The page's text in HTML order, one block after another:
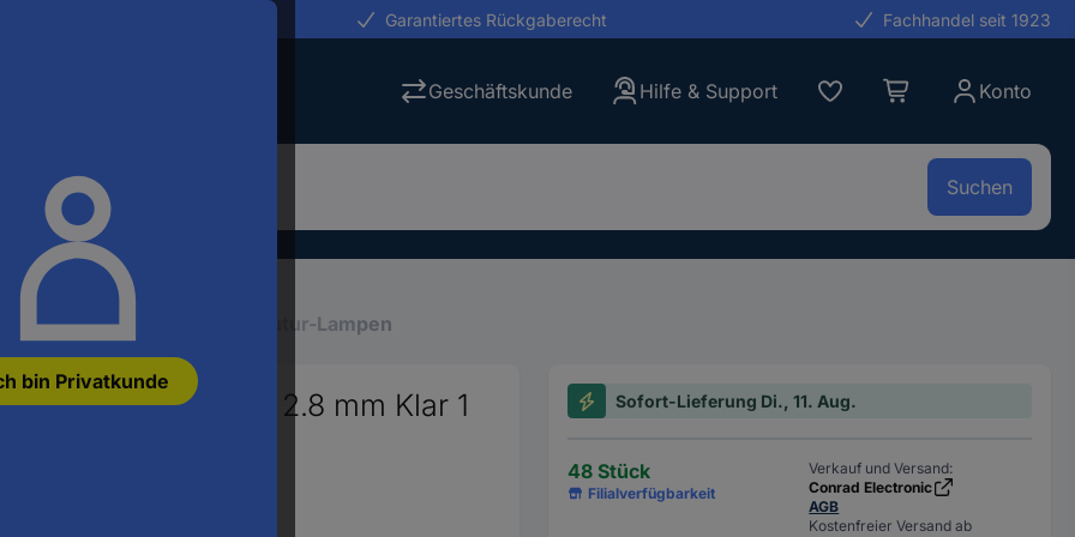
bin Privatkunde
Garantiertes Rückgaberecht Fachhandel seit 1923
Geschäftskunde Hilfe & Support Konto
Suchen
Micro-, Miniatur-Lampen
5 V 0.15 W Bi-Pin 2.8 mm Klar 1
Sofort-Lieferung Di., 11. Aug.
48 Stück
Filialverfügbarkeit
Verkauf und Versand:
Conrad Electronic
AGB
Kostenfreier Versand ab